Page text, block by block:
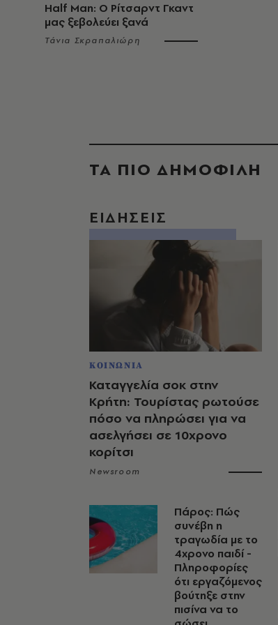
Half Man: Ο Ρίτσαρντ Γκαντ
μας ξεβολεύει ξανά
Τάνια Σκραπαλιώρη
ΤΑ ΠΙΟ ΔΗΜΟΦΙΛΗ
ΕΙΔΗΣΕΙΣ
ΚΟΙΝΩΝΙΑ
Καταγγελία σοκ στην
Κρήτη: Τουρίστας ρωτούσε
πόσο να πληρώσει για να
ασελγήσει σε 10χρονο
κορίτσι
Newsroom
Πάρος: Πώς
συνέβη η
τραγωδία με το
4χρονο παιδί -
Πληροφορίες
ότι εργαζόμενος
βούτηξε στην
πισίνα να το